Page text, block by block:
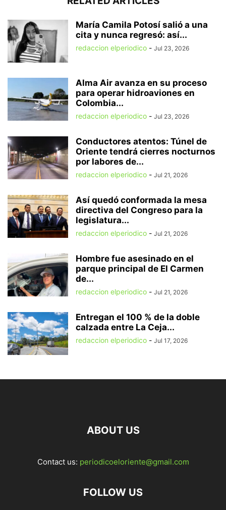
María Camila Potosí salió a una
cita y nunca regresó: así...
redaccion elperiodico - Jul 23, 2026
Alma Air avanza en su proceso
para operar hidroaviones en
Colombia...
redaccion elperiodico - Jul 23, 2026
Conductores atentos: Túnel de
Oriente tendrá cierres nocturnos
por labores de...
redaccion elperiodico - Jul 21, 2026
Así quedó conformada la mesa
directiva del Congreso para la
legislatura...
redaccion elperiodico - Jul 21, 2026
Hombre fue asesinado en el
parque principal de El Carmen
de...
redaccion elperiodico - Jul 21, 2026
Entregan el 100 % de la doble
calzada entre La Ceja...
redaccion elperiodico - Jul 17, 2026
ABOUT US
Contact us: periodicoeloriente@gmail.com
FOLLOW US